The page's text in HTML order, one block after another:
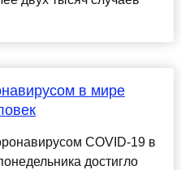
в мире
COVID-19 в
достигло